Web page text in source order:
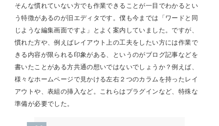
そんな慣れていない方でも作業できることが一目でわかるとい
う特徴があるのが旧エディタです。僕も今までは「ワードと同
じような編集画面ですよ」とよく案内していました。ですが、
慣れた方や、例えばレイアウト上の工夫をしたい方には作業で
きる内容が限られる印象がある、というのがブログ記事などを
書いたことがある方共通の想いではないでしょうか？例えば、
様々なホームページで見かける左右２つのカラムを持ったレイ
アウトや、表組の挿入など。これらはプラグインなど、特殊な
準備が必要でした。